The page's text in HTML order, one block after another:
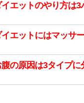
エットのやり方は3
エットにはマッサ
の原因は3タイプに